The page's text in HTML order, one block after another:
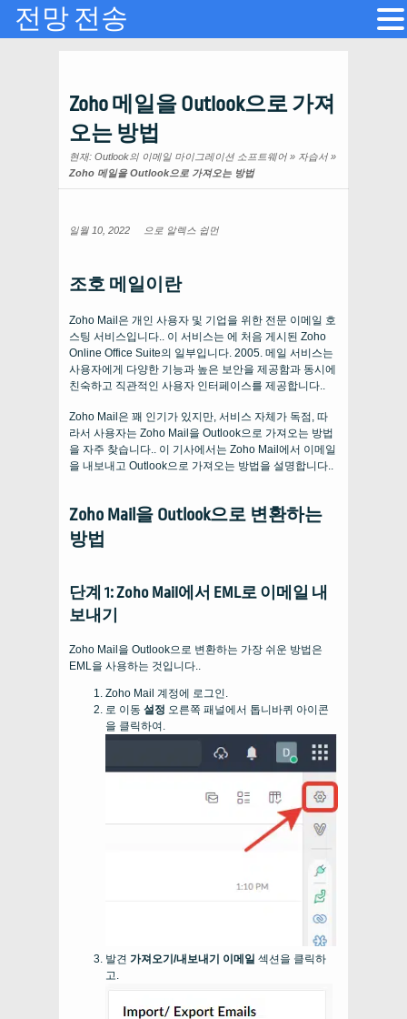
Zoho 메일을 Outlook으로 가져
오는 방법
현재: Outlook의 이메일 마이그레이션 소프트웨어 » 자습서 »
Zoho 메일을 Outlook으로 가져오는 방법
일월 10, 2022 으로 알렉스 쉽먼
조호 메일이란
Zoho Mail은 개인 사용자 및 기업을 위한 전문 이메일 호
스팅 서비스입니다.. 이 서비스는 에 처음 게시된 Zoho
Online Office Suite의 일부입니다. 2005. 메일 서비스는
사용자에게 다양한 기능과 높은 보안을 제공함과 동시에
친숙하고 직관적인 사용자 인터페이스를 제공합니다..
Zoho Mail은 꽤 인기가 있지만, 서비스 자체가 독점, 따
라서 사용자는 Zoho Mail을 Outlook으로 가져오는 방법
을 자주 찾습니다.. 이 기사에서는 Zoho Mail에서 이메일
을 내보내고 Outlook으로 가져오는 방법을 설명합니다..
Zoho Mail을 Outlook으로 변환하는
방법
단계 1: Zoho Mail에서 EML로 이메일 내
보내기
Zoho Mail을 Outlook으로 변환하는 가장 쉬운 방법은
EML을 사용하는 것입니다..
Zoho Mail 계정에 로그인.
로 이동 설정 오른쪽 패널에서 톱니바퀴 아이콘
을 클릭하여.
발견 가져오기/내보내기 이메일 섹션을 클릭하
고.
전망 전송